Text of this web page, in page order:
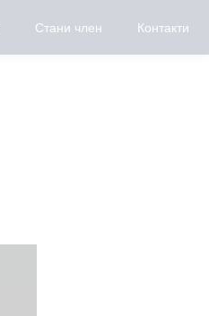
Стани член Контакти